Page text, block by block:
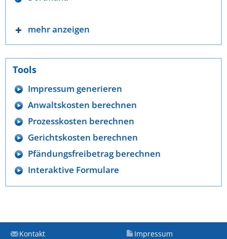
mehr anzeigen
Tools
Impressum generieren
Anwaltskosten berechnen
Prozesskosten berechnen
Gerichtskosten berechnen
Pfändungsfreibetrag berechnen
Interaktive Formulare
Kontakt Impressum